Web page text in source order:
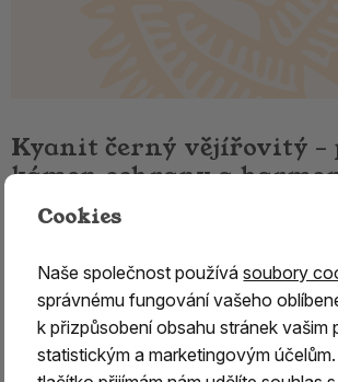
Kyanit černý vějířovitý
kámen ochrany a
Kyanit černý vějířovitý –
Černý kyanit je fascinující přírodní
charakteristickou vějířovitou
připomíná roztažená andělská
jedinečnému vzhledu patří mezi
Cookies
Naše společnost používásoubory
správnému fungování vašeho
k přizpůsobení obsahu stránek vašim
statistickým a marketingovým